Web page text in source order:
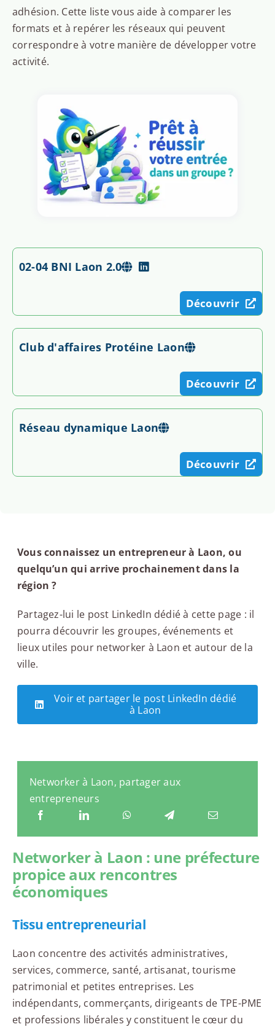
adhésion. Cette liste vous aide à comparer les
formats et à repérer les réseaux qui peuvent
correspondre à votre manière de développer votre
activité.
02-04 BNI Laon 2.0
Découvrir
Club d'affaires Protéine Laon
Découvrir
Réseau dynamique Laon
Découvrir
Vous connaissez un entrepreneur à Laon, ou
quelqu’un qui arrive prochainement dans la
région ?
Partagez-lui le post LinkedIn dédié à cette page : il
pourra découvrir les groupes, événements et
lieux utiles pour networker à Laon et autour de la
ville.
Voir et partager le post LinkedIn dédié
à Laon
Networker à Laon, partager aux
entrepreneurs
Networker à Laon : une préfecture
propice aux rencontres
économiques
Tissu entrepreneurial
Laon concentre des activités administratives,
services, commerce, santé, artisanat, tourisme
patrimonial et petites entreprises. Les
indépendants, commerçants, dirigeants de TPE-PME
et professions libérales y constituent le cœur du